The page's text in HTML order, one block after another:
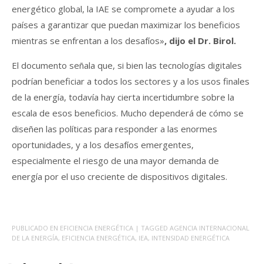
energético global, la IAE se compromete a ayudar a los
países a garantizar que puedan maximizar los beneficios
mientras se enfrentan a los desafíos», dijo el Dr. Birol.
El documento señala que, si bien las tecnologías digitales
podrían beneficiar a todos los sectores y a los usos finales
de la energía, todavía hay cierta incertidumbre sobre la
escala de esos beneficios. Mucho dependerá de cómo se
diseñen las políticas para responder a las enormes
oportunidades, y a los desafíos emergentes,
especialmente el riesgo de una mayor demanda de
energía por el uso creciente de dispositivos digitales.
PUBLICADO EN EFICIENCIA ENERGÉTICA | TAGGED AGENCIA INTERNACIONAL
DE LA ENERGÍA, EFICIENCIA ENERGÉTICA, IEA, INTENSIDAD ENERGÉTICA